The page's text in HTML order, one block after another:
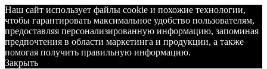
Наш сайт использует файлы cookie и похожие технологии,
чтобы гарантировать максимальное удобство пользователям,
предоставляя персонализированную информацию, запоминая
предпочтения в области маркетинга и продукции, а также
помогая получить правильную информацию.
Закрыть